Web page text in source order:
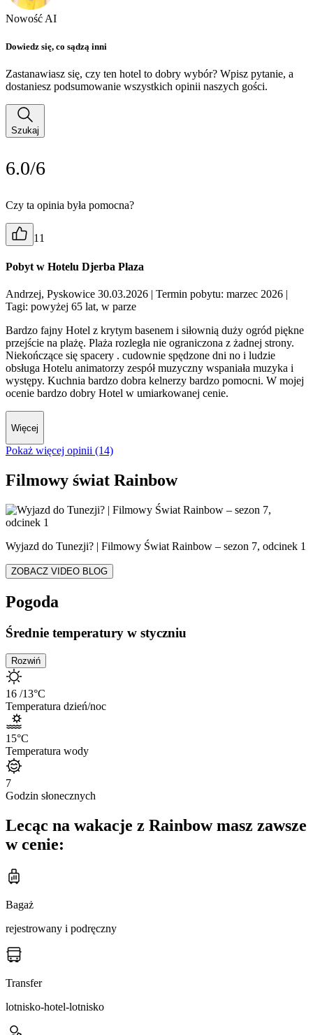
Nowość AI
Dowiedz się, co sądzą inni
Zastanawiasz się, czy ten hotel to dobry wybór? Wpisz pytanie, a
dostaniesz podsumowanie wszystkich opinii naszych gości.
Szukaj
6.0/6
Czy ta opinia była pomocna?
11
Pobyt w Hotelu Djerba Plaza
Andrzej, Pyskowice 30.03.2026 | Termin pobytu: marzec 2026 |
Tagi: powyżej 65 lat, w parze
Bardzo fajny Hotel z krytym basenem i siłownią duży ogród piękne
przejście na plażę. Plaża rozległa nie ograniczona z żadnej strony.
Niekończące się spacery . cudownie spędzone dni no i ludzie
obsługa Hotelu animatorzy zespół muzyczny wspaniała muzyka i
występy. Kuchnia bardzo dobra kelnerzy bardzo pomocni. W mojej
ocenie bardzo dobry Hotel w umiarkowanej cenie.
Więcej
Pokaż więcej opinii (14)
Filmowy świat Rainbow
Wyjazd do Tunezji? | Filmowy Świat Rainbow – sezon 7, odcinek 1
ZOBACZ VIDEO BLOG
Pogoda
Średnie temperatury w styczniu
Rozwiń
16 /13°C
Temperatura dzień/noc
15°C
Temperatura wody
7
Godzin słonecznych
Lecąc na wakacje z Rainbow masz zawsze
w cenie:
Bagaż
rejestrowany i podręczny
Transfer
lotnisko-hotel-lotnisko